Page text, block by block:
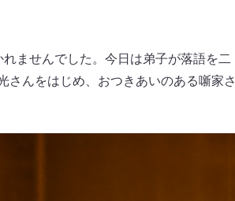
ませんでした。今日は弟子が落語を二
さんをはじめ、おつきあいのある噺家さ